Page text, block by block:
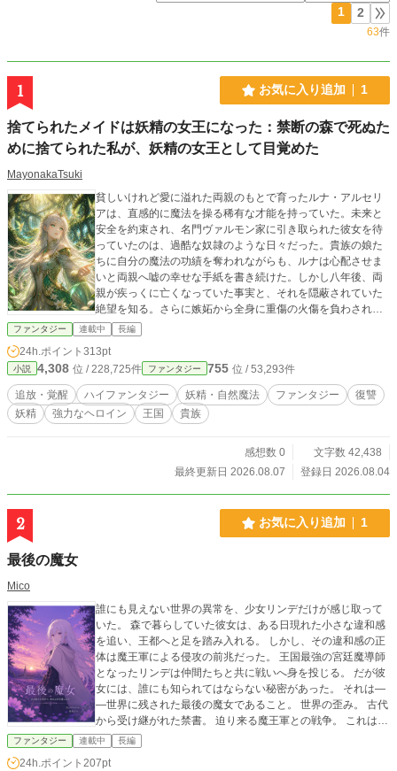
1 2
63件
1 お気に入り追加 1
捨てられたメイドは妖精の女王になった：禁断の森で死ぬた
めに捨てられた私が、妖精の女王として目覚めた
MayonakaTsuki
貧しいけれど愛に溢れた両親のもとで育ったルナ・アルセリ
アは、直感的に魔法を操る稀有な才能を持っていた。未来と
安全を約束され、名門ヴァルモン家に引き取られた彼女を待
っていたのは、過酷な奴隷のような日々だった。貴族の娘た
ちに自分の魔法の功績を奪われながらも、ルナは心配させま
いと両親へ嘘の幸せな手紙を書き続けた。しかし八年後、両
親が疾っくに亡くなっていた事実と、それを隠蔽されていた
絶望を知る。さらに嫉妬から全身に重傷の火傷を負わされた
彼女は、ゴミのように禁忌の森へと捨てられた。だが、貴族
たちが知らなかったのは――その深い森の奥に潜むのは怪物
ではなく、千年の時を超えて真の女王の帰還を待つ妖精たち
の王国だったということだ。
ファンタジー 連載中 長編
24h.ポイント 313pt
小説 4,308 位 / 228,725件 ファンタジー 755 位 / 53,293件
追放・覚醒 ハイファンタジー 妖精・自然魔法 ファンタジー
復讐
妖精
強力なヘロイン 王国 貴族
感想数 0
文字数 42,438
最終更新日 2026.08.07
登録日 2026.08.04
2 お気に入り追加 1
最後の魔女
Mico
誰にも見えない世界の異常を、少女リンデだけが感じ取って
いた。 森で暮らしていた彼女は、ある日現れた小さな違和感
を追い、王都へと足を踏み入れる。 しかし、その違和感の正
体は魔王軍による侵攻の前兆だった。 王国最強の宮廷魔導師
となったリンデは仲間たちと共に戦いへ身を投じる。 だが彼
女には、誰にも知られてはならない秘密があった。 それは―
―世界に残された最後の魔女であること。 世界の歪み。 古代
から受け継がれた禁書。 迫り来る魔王軍との戦争。 これは、
滅びゆく世界の運命を背負った少女の物語。
ファンタジー 連載中 長編
24h.ポイント 207pt